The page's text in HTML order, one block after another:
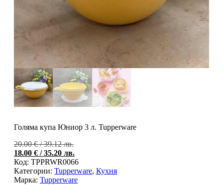
Голяма купа Юниор 3 л. Tupperware
20.00€/ 39.12 лв.Original
price
was:
20.00 €
/
18.00 € / 35.20 лв.
Код: TPPRWR0066
Категории: Tupperware, Кухня
Марка: Tupperware